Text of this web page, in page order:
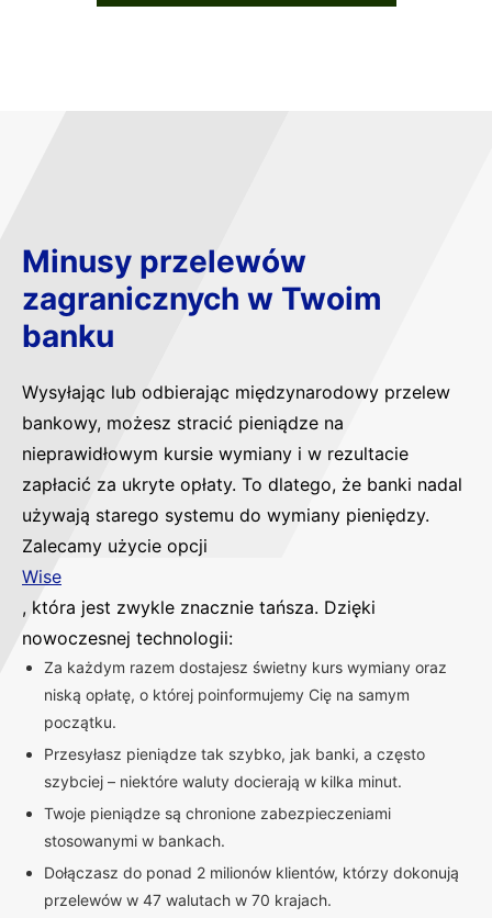
Minusy przelewów
zagranicznych w Twoim
banku
Wysyłając lub odbierając międzynarodowy przelew
bankowy, możesz stracić pieniądze na
nieprawidłowym kursie wymiany i w rezultacie
zapłacić za ukryte opłaty. To dlatego, że banki nadal
używają starego systemu do wymiany pieniędzy.
Zalecamy użycie opcji
Wise
, która jest zwykle znacznie tańsza. Dzięki
nowoczesnej technologii:
Za każdym razem dostajesz świetny kurs wymiany oraz
niską opłatę, o której poinformujemy Cię na samym
początku.
Przesyłasz pieniądze tak szybko, jak banki, a często
szybciej – niektóre waluty docierają w kilka minut.
Twoje pieniądze są chronione zabezpieczeniami
stosowanymi w bankach.
Dołączasz do ponad 2 milionów klientów, którzy dokonują
przelewów w 47 walutach w 70 krajach.